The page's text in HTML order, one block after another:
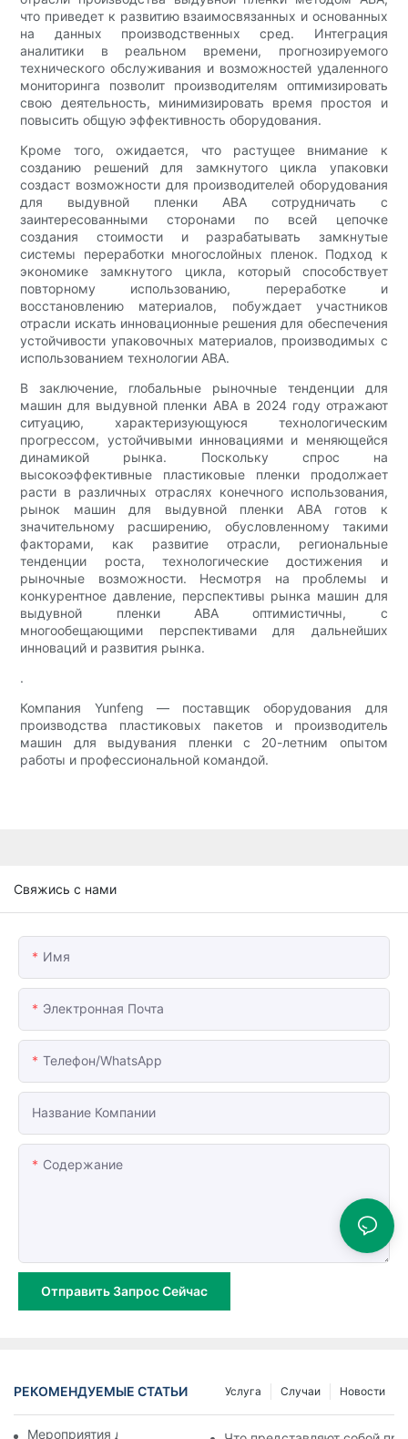
что приведет к развитию взаимосвязанных и основанных
на данных производственных сред. Интеграция
аналитики в реальном времени, прогнозируемого
технического обслуживания и возможностей удаленного
мониторинга позволит производителям оптимизировать
свою деятельность, минимизировать время простоя и
повысить общую эффективность оборудования.
Кроме того, ожидается, что растущее внимание к
созданию решений для замкнутого цикла упаковки
создаст возможности для производителей оборудования
для выдувной пленки ABA сотрудничать с
заинтересованными сторонами по всей цепочке
создания стоимости и разрабатывать замкнутые
системы переработки многослойных пленок. Подход к
экономике замкнутого цикла, который способствует
повторному использованию, переработке и
восстановлению материалов, побуждает участников
отрасли искать инновационные решения для обеспечения
устойчивости упаковочных материалов, производимых с
использованием технологии ABA.
В заключение, глобальные рыночные тенденции для
машин для выдувной пленки ABA в 2024 году отражают
ситуацию, характеризующуюся технологическим
прогрессом, устойчивыми инновациями и меняющейся
динамикой рынка. Поскольку спрос на
высокоэффективные пластиковые пленки продолжает
расти в различных отраслях конечного использования,
рынок машин для выдувной пленки ABA готов к
значительному расширению, обусловленному такими
факторами, как развитие отрасли, региональные
тенденции роста, технологические достижения и
рыночные возможности. Несмотря на проблемы и
конкурентное давление, перспективы рынка машин для
выдувной пленки ABA оптимистичны, с
многообещающими перспективами для дальнейших
инноваций и развития рынка.
.
Компания Yunfeng — поставщик оборудования для
производства пластиковых пакетов и производитель
машин для выдувания пленки с 20-летним опытом
работы и профессиональной командой.
Свяжись с нами
Имя
Электронная Почта
Телефон/WhatsApp
Название Компании
Содержание
Отправить Запрос Сейчас
РЕКОМЕНДУЕМЫЕ СТАТЬИ Новости
Случаи
Услуга
Мероприятия для сотрудников